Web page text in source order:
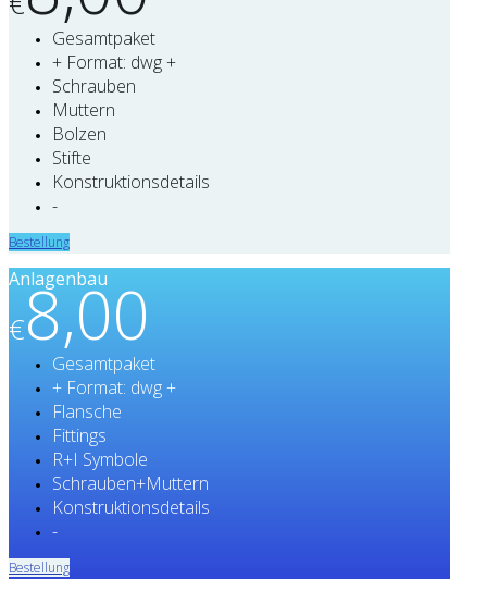
Gesamtpaket
+ Format: dwg +
Schrauben
Muttern
Bolzen
Stifte
Konstruktionsdetails
-
Bestellung
Anlagenbau
€8,00
Gesamtpaket
+ Format: dwg +
Flansche
Fittings
R+I Symbole
Schrauben+Muttern
Konstruktionsdetails
-
Bestellung